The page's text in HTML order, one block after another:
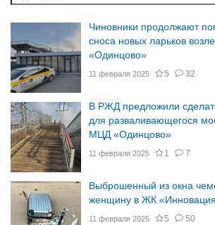
Чиновники продолжают
сноса новых ларьков
«Одинцово»
11 февраля 2025 5 32
В РЖД предложили
для разваливающегося
МЦД «Одинцово»
11 февраля 2025 1 7
Выброшенный из окна
женщину в ЖК
11 февраля 2025 5 50